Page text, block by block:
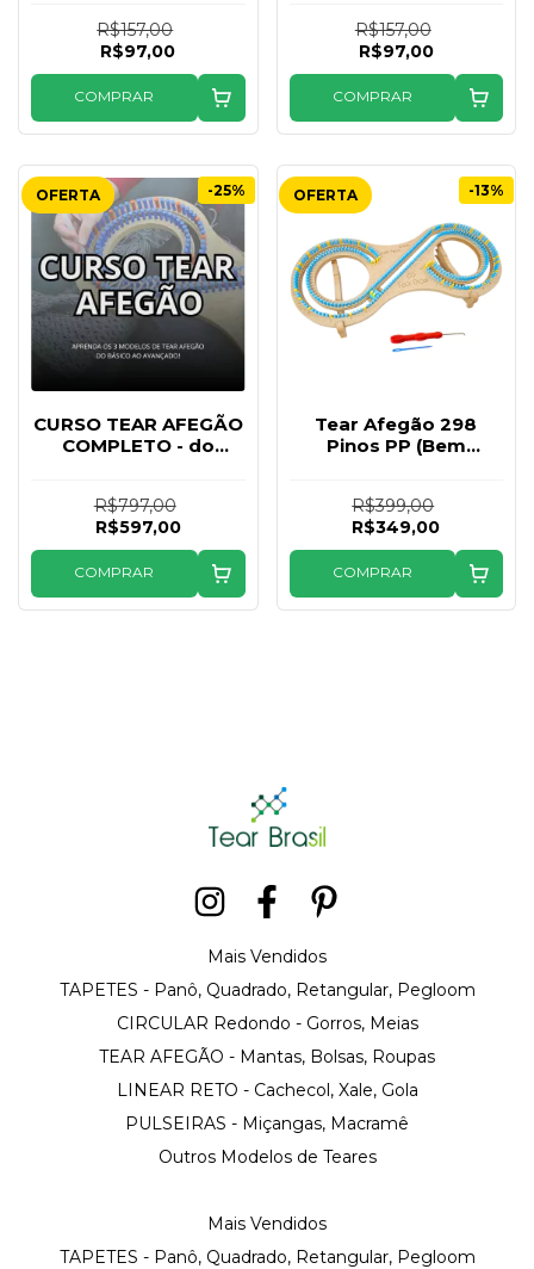
R$157,00
R$97,00
COMPRAR
R$157,00
R$97,00
COMPRAR
CURSO TEAR AFEGÃO
COMPLETO - do
Vídeos)
R$797,00
R$597,00
COMPRAR
-25%
Tear Afegão 298
Pinos PP (Bem
R$399,00
R$349,00
COMPRAR
-13%
Mais Vendidos
TAPETES - Panô, Quadrado, Retangular, Pegloom
CIRCULAR Redondo - Gorros, Meias
TEAR AFEGÃO - Mantas, Bolsas, Roupas
LINEAR RETO - Cachecol, Xale, Gola
PULSEIRAS - Miçangas, Macramê
Outros Modelos de Teares
Mais Vendidos
TAPETES - Panô, Quadrado, Retangular, Pegloom